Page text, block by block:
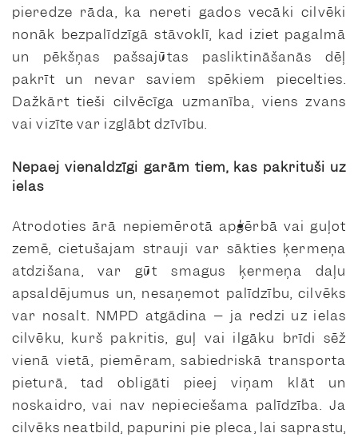
pieredze rāda, ka nereti gados vecāki cilvēki
nonāk bezpalīdzīgā stāvoklī, kad iziet pagalmā
un pēkšņas pašsajūtas pasliktināšanās dēļ
pakrīt un nevar saviem spēkiem piecelties.
Dažkārt tieši cilvēcīga uzmanība, viens zvans
vai vizīte var izglābt dzīvību.
Nepaej vienaldzīgi garām tiem, kas pakrituši uz
ielas
Atrodoties ārā nepiemērotā apģērbā vai guļot
zemē, cietušajam strauji var sākties ķermeņa
atdzišana, var gūt smagus ķermeņa daļu
apsaldējumus un, nesaņemot palīdzību, cilvēks
var nosalt. NMPD atgādina – ja redzi uz ielas
cilvēku, kurš pakritis, guļ vai ilgāku brīdi sēž
vienā vietā, piemēram, sabiedriskā transporta
pieturā, tad obligāti pieej viņam klāt un
noskaidro, vai nav nepieciešama palīdzība. Ja
cilvēks neatbild, papurini pie pleca, lai saprastu,